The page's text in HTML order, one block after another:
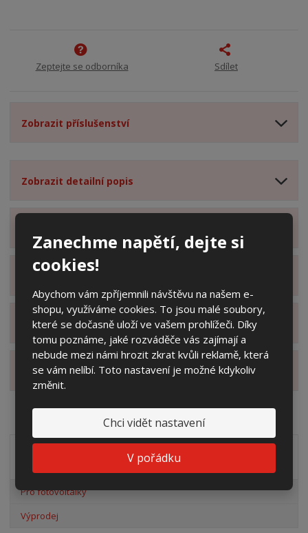
Zanechme napětí, dejte si
cookies!
Abychom vám zpříjemnili návštěvu na našem e-
shopu, využíváme cookies. To jsou malé soubory,
které se dočasně uloží ve vašem prohlížeči. Díky
tomu poznáme, jaké rozváděče vás zajímají a
nebude mezi námi hrozit zkrat kvůli reklamě, která
se vám nelíbí. Toto nastavení je možné kdykoliv
změnit.
Chci vidět nastavení
V pořádku
Zeptejte se odborníka Sdílet
Zobrazit příslušenství
Zobrazit detailní popis
Zobrazit technické parametry
Zobrazit hodnocení produktu
Pro fotovoltaiky
Výprodej